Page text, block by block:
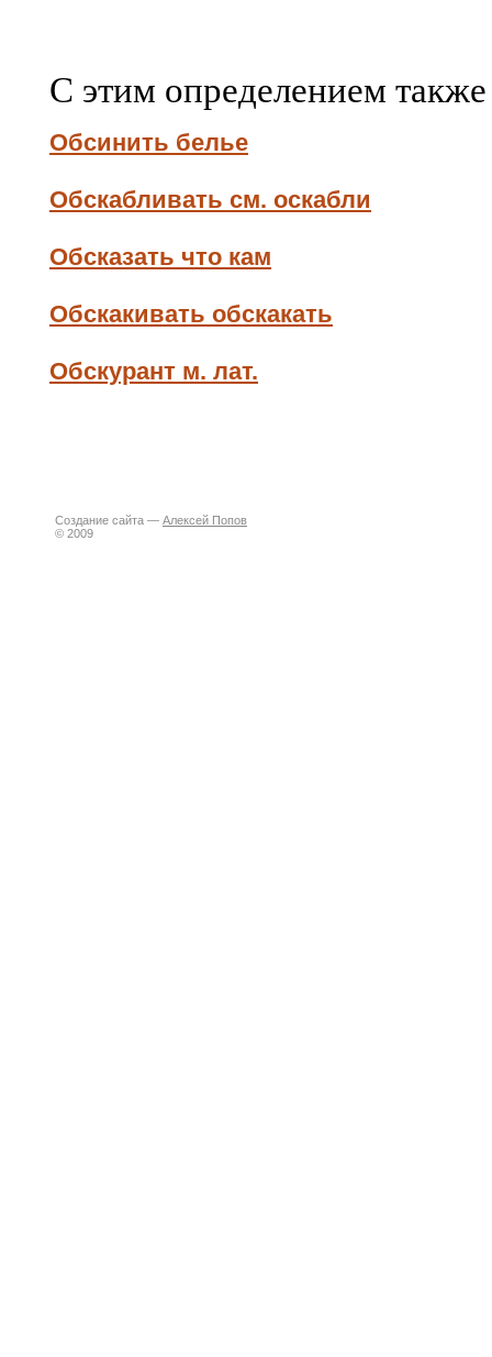
С этим определением
Обсинить белье
Обскабливать см. оскабли
Обсказать что кам
Обскакивать обскакать
Обскурант м. лат.
Создание сайта — Алексей Попов
© 2009